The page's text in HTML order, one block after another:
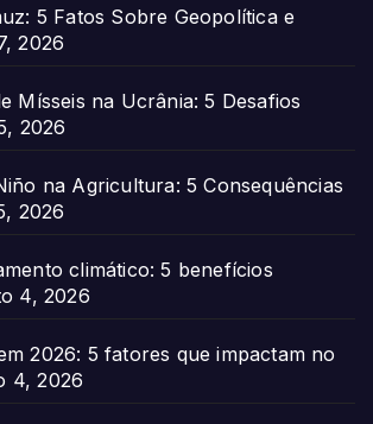
5 Fatos Sobre Geopolítica e
2026
Mísseis na Ucrânia: 5 Desafios
2026
na Agricultura: 5 Consequências
2026
climático: 5 benefícios
4, 2026
2026: 5 fatores que impactam no
4, 2026